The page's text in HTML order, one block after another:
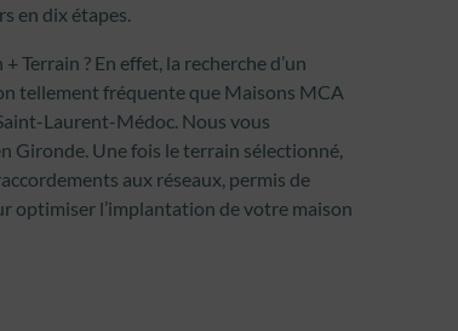
en dix étapes.
Terrain ? En effet, la recherche d’un
tellement fréquente que Maisons MCA
Laurent-Médoc. Nous vous
Gironde. Une fois le terrain sélectionné,
aux réseaux, permis de
optimiser l’implantation de votre maison